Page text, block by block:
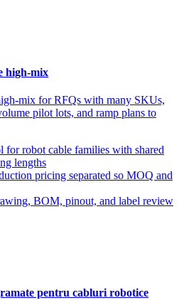
high-mix
mix for RFQs with many SKUs,
pilot lots, and ramp plans to
robot cable families with shared
lengths
pricing separated so MOQ and
BOM, pinout, and label review
pentru cabluri robotice